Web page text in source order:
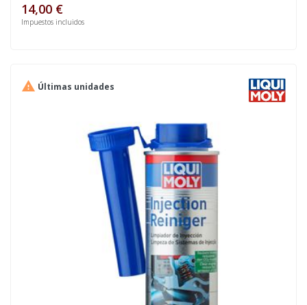
14,00 €
Impuestos incluidos
 Últimas unidades